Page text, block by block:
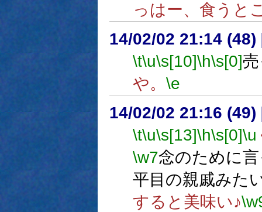
っはー、食うと
14/02/02 21:14 (48)
\t\u\s[10]\h\s[0]
や。 \e
14/02/02 21:16 (49)
\t\u\s[13]\h\s[0]\u
\w7念のために
平目の親戚みた
すると美味い♪